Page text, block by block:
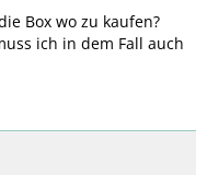
Box wo zu kaufen?
ich in dem Fall auch